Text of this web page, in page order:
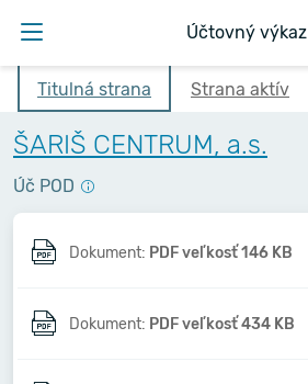
Účtovný výkaz
Titulná strana Strana aktív
ŠARIŠ CENTRUM, a.s.
Úč POD
Dokument: PDF veľkosť 146 KB
Dokument: PDF veľkosť 434 KB